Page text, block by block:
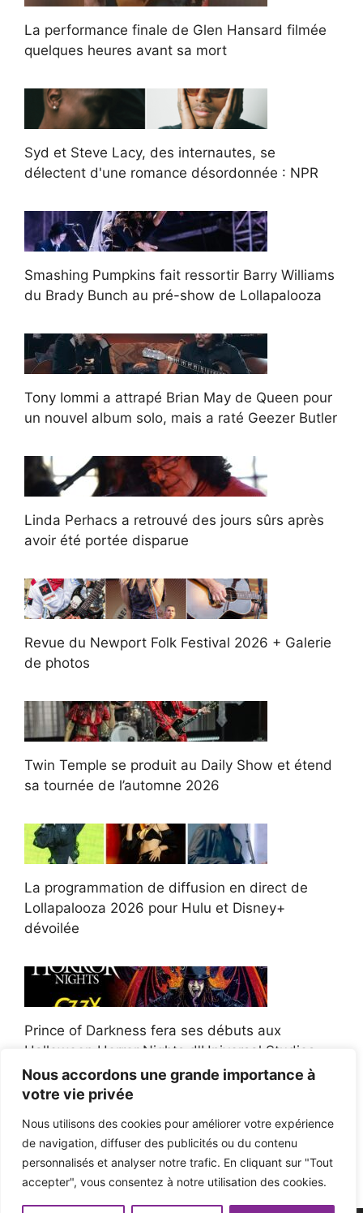
Nous accordons une grande importance à
votre vie privée
Nous utilisons des cookies pour améliorer votre expérience
de navigation, diffuser des publicités ou du contenu
personnalisés et analyser notre trafic. En cliquant sur "Tout
accepter", vous consentez à notre utilisation des cookies.
La performance finale de Glen Hansard filmée
quelques heures avant sa mort
Syd et Steve Lacy, des internautes, se
délectent d'une romance désordonnée : NPR
Smashing Pumpkins fait ressortir Barry Williams
du Brady Bunch au pré-show de Lollapalooza
Tony Iommi a attrapé Brian May de Queen pour
un nouvel album solo, mais a raté Geezer Butler
Linda Perhacs a retrouvé des jours sûrs après
avoir été portée disparue
Revue du Newport Folk Festival 2026 + Galerie
de photos
Twin Temple se produit au Daily Show et étend
sa tournée de l’automne 2026
La programmation de diffusion en direct de
Lollapalooza 2026 pour Hulu et Disney+
dévoilée
Prince of Darkness fera ses débuts aux
Halloween Horror Nights d'Universal Studios
Afroman poursuit un policier de l'Ohio après la
victoire du jury en diffamation